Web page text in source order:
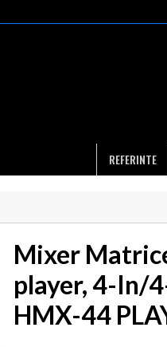
REFERINTE
Mixer
player, 4-In/
HMX-44